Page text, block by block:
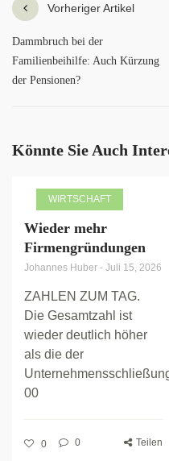
Vorheriger Artikel
Dammbruch bei der
Familienbeihilfe: Auch Kürzung
der Pensionen?
Könnte Sie Auch
WIRTSCHAFT
Wieder mehr
Firmengründungen
Johannes Huber - Juli 15, 2026
ZAHLEN ZUM TAG.
Die Gesamtzahl ist
wieder deutlich höher
als die der
00
0 0 Teilen